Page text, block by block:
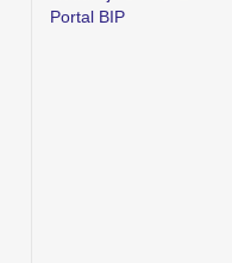
Portal BIP